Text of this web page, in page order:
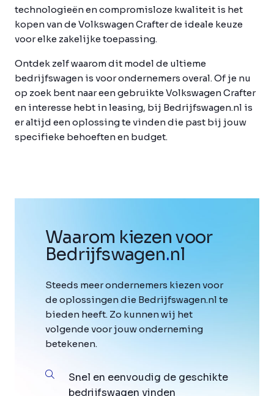
technologieën en compromisloze kwaliteit is het
kopen van de Volkswagen Crafter de ideale keuze
voor elke zakelijke toepassing.
Ontdek zelf waarom dit model de ultieme
bedrijfswagen is voor ondernemers overal. Of je nu
op zoek bent naar een gebruikte Volkswagen Crafter
en interesse hebt in leasing, bij Bedrijfswagen.nl is
er altijd een oplossing te vinden die past bij jouw
specifieke behoeften en budget.
Waarom kiezen voor
Bedrijfswagen.nl
Steeds meer ondernemers kiezen voor
de oplossingen die Bedrijfswagen.nl te
bieden heeft. Zo kunnen wij het
volgende voor jouw onderneming
betekenen.
Snel en eenvoudig de geschikte
bedrijfswagen vinden